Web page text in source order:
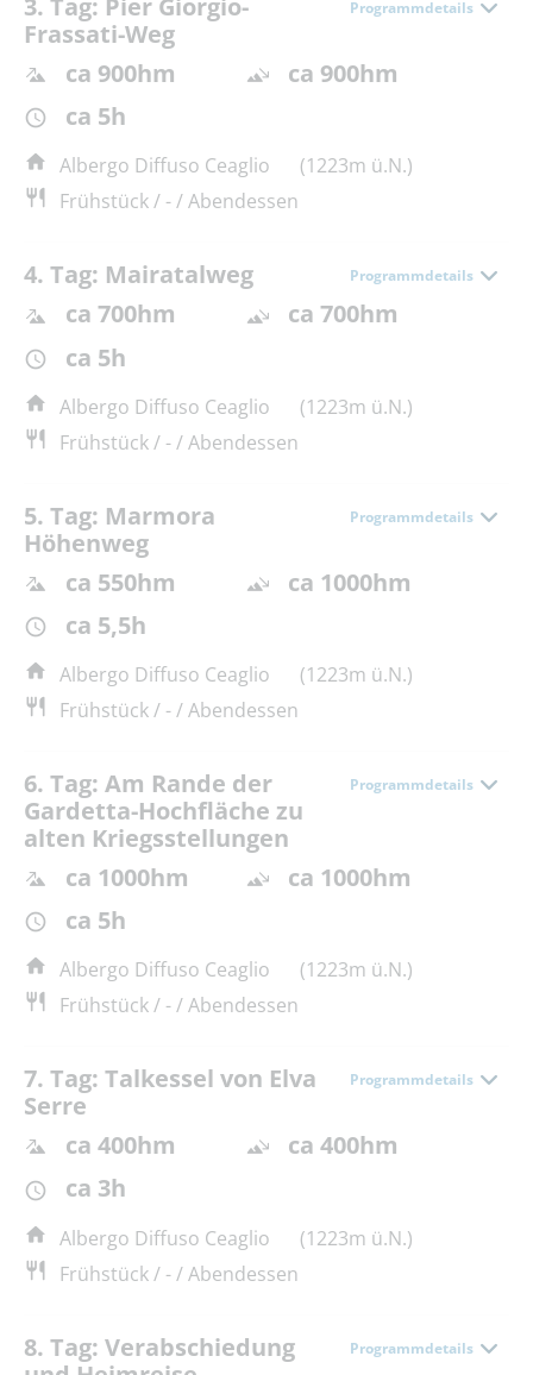
3. Tag: Pier Giorgio-
Frassati-Weg
Programmdetails
ca 900hm
ca 900hm
ca 5h
Albergo Diffuso Ceaglio
(1223m ü.N.)
Frühstück / - / Abendessen
4. Tag: Mairatalweg Programmdetails
ca 700hm
ca 700hm
ca 5h
Albergo Diffuso Ceaglio
(1223m ü.N.)
Frühstück / - / Abendessen
5. Tag: Marmora
Höhenweg
Programmdetails
ca 550hm
ca 1000hm
ca 5,5h
Albergo Diffuso Ceaglio
(1223m ü.N.)
Frühstück / - / Abendessen
6. Tag: Am Rande der
Gardetta-Hochfläche zu
alten Kriegsstellungen
Programmdetails
ca 1000hm
ca 1000hm
ca 5h
Albergo Diffuso Ceaglio
(1223m ü.N.)
Frühstück / - / Abendessen
7. Tag: Talkessel von Elva
Serre
Programmdetails
ca 400hm
ca 400hm
ca 3h
Albergo Diffuso Ceaglio
(1223m ü.N.)
Frühstück / - / Abendessen
8. Tag: Verabschiedung
Programmdetails